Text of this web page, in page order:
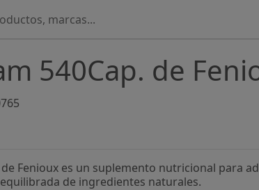
540Cap. de
de Fenioux es un suplemento nutricional para
de ingredientes naturales.